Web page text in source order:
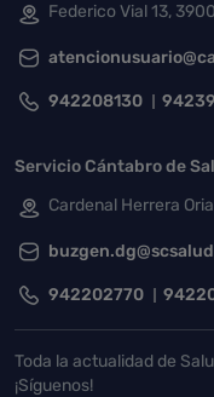
Federico Vial 13,
942208130
Servicio Cántabro de
Cardenal Herrera
942202770
Toda la actualidad de
¡Síguenos!